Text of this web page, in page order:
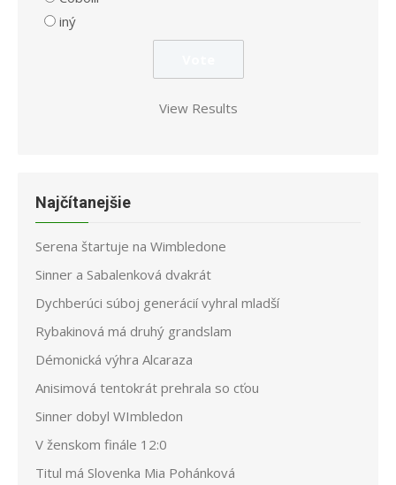
iný
View Results
Najčítanejšie
Serena štartuje na Wimbledone
Sinner a Sabalenková dvakrát
Dychberúci súboj generácií vyhral mladší
Rybakinová má druhý grandslam
Démonická výhra Alcaraza
Anisimová tentokrát prehrala so cťou
Sinner dobyl WImbledon
V ženskom finále 12:0
Titul má Slovenka Mia Pohánková